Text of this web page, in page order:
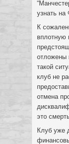
узнать на
К
вплотную
отложены
такой
клуб не
отмена
это
Клуб уже